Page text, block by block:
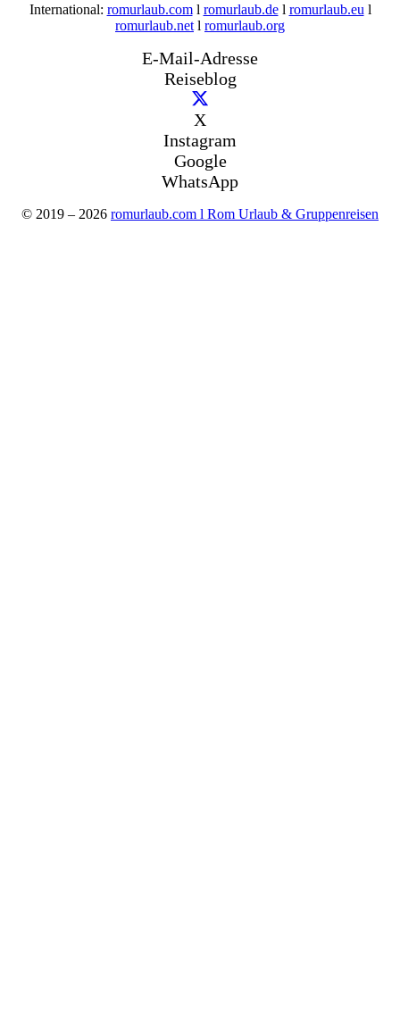
International: romurlaub.coml romurlaub.del romurlaub.eu l
romurlaub.net l romurlaub.org
E-Mail-Adresse
Reiseblog
X
Instagram
Google
WhatsApp
© 2019 – 2026 romurlaub.com l Rom Urlaub & Gruppenreisen